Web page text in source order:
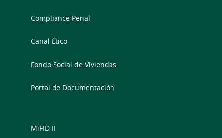
Compliance Penal
Canal Ético
Fondo Social de Viviendas
Portal de Documentación
MiFID II